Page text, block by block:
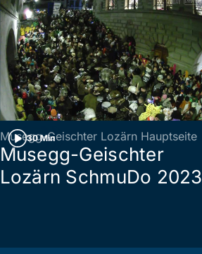
30 Min
Musegg-Geischter Lozärn Hauptseite
Musegg-Geischter
Lozärn SchmuDo 2023